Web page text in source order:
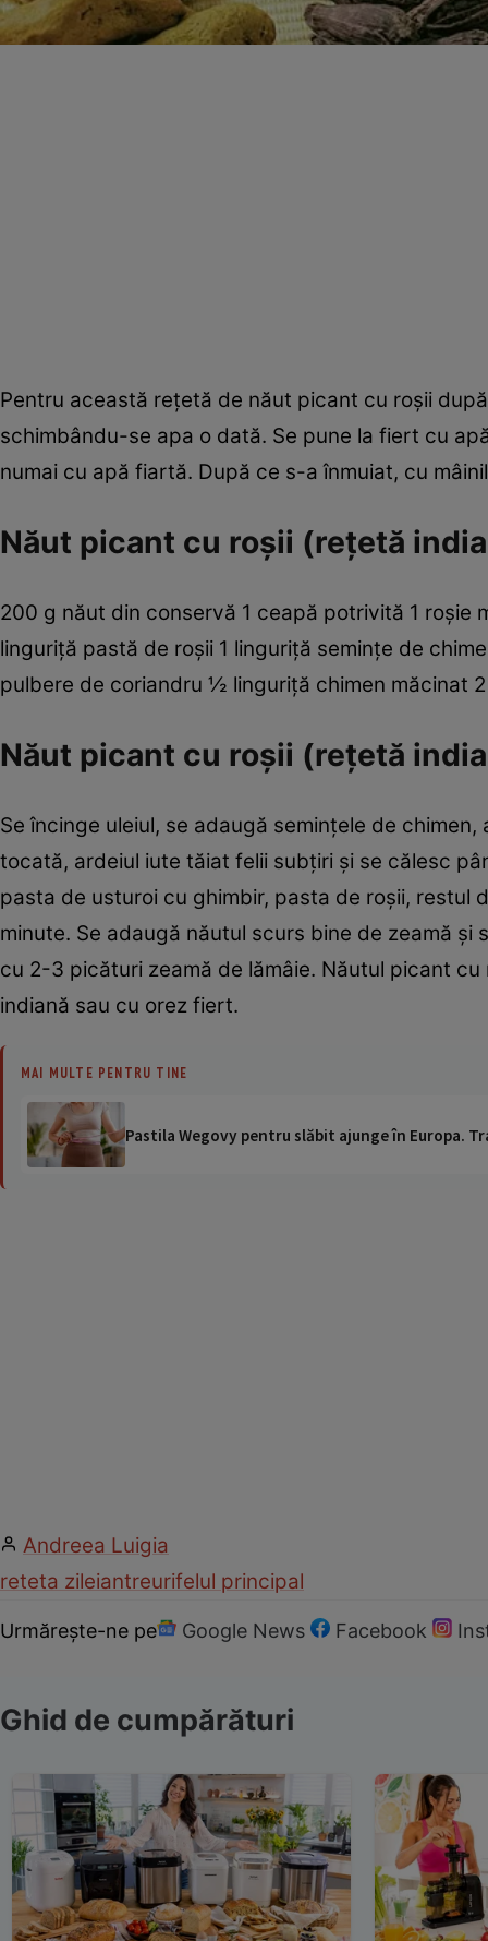
Pentru această reţetă de năut picant cu roşii
schimbându-se apa o dată. Se pune la fiert cu
numai cu apă fiartă. După ce s-a înmuiat, cu
Năut picant cu roşii (reţetă
200 g năut din conservă 1 ceapă potrivită 1 roşie
linguriţă pastă de roşii 1 linguriţă seminţe de
pulbere de coriandru ½ linguriţă chimen măcinat
Năut picant cu roşii (reţetă
Se încinge uleiul, se adaugă seminţele de
tocată, ardeiul iute tăiat felii subţiri şi se călesc
pasta de usturoi cu ghimbir, pasta de roşii, restul
minute. Se adaugă năutul scurs bine de zeamă
cu 2-3 picături zeamă de lămâie. Năutul picant
indiană sau cu orez fiert.
MAI MULTE PENTRU TINE
Pastila Wegovy pentru slăbit ajunge în Europa.
Andreea Luigia
reteta zileiantreurifelul principal
Urmărește-ne pe Google News Facebook
Ghid de cumpărături